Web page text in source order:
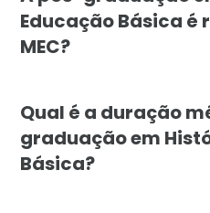
Educação Básica é
MEC?
Qual é a duração
graduação em
Básica?